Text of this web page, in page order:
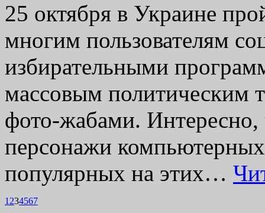
25 октября в Украине
многим пользователям
избирательными
массовым политическим
фото-жабами.
персонажи
популярных на этих…
1 234567